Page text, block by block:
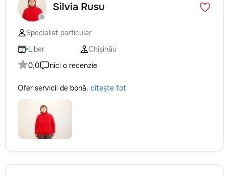
Silvia Rusu
Specialist particular
Liber
Chișinău
0,0
nici o recenzie
Ofer servicii de bonă. citește tot